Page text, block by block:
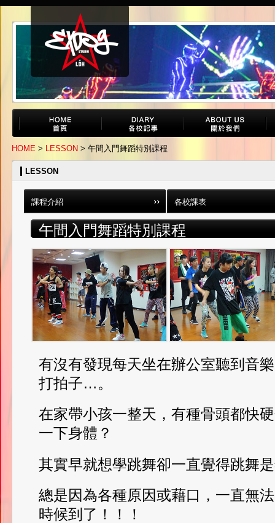
HOME > LESSON > 午間入門舞蹈特別課程
LESSON
課程介紹 各校課表
午間入門舞蹈特別課程
有沒有發現每天坐在辦公室聽到音
打拍子…。
在家帶小孩一整天，有種骨頭都快
一下身體？
其實早就想學跳舞卻一直覺得跳舞
總是因為各種原因或藉口，一直無
時候到了！！！